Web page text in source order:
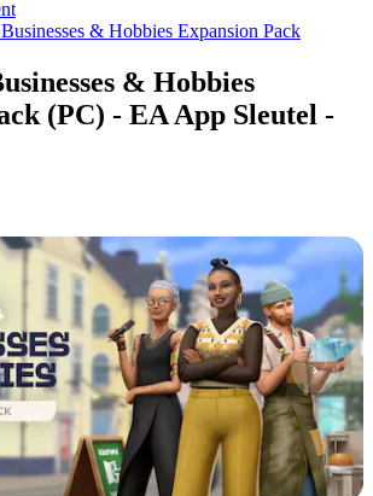
& Hobbies Expansion Pack
& Hobbies
(PC) - EA App Sleutel -